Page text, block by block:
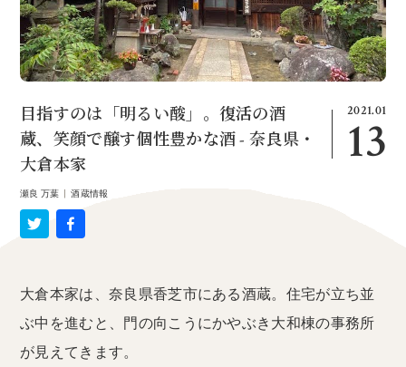
2021.01
13
目指すのは「明るい酸」。復活の酒
蔵、笑顔で醸す個性豊かな酒 - 奈良県・
大倉本家
瀬良 万葉 |酒蔵情報
大倉本家は、奈良県香芝市にある酒蔵。住宅が立ち並
ぶ中を進むと、門の向こうにかやぶき大和棟の事務所
が見えてきます。